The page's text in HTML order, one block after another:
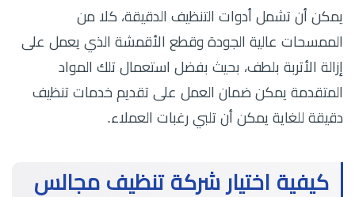
يمكن أن تشمل أدوات التنظيف الدقيقة، كلا من
الممسحات عالية الجودة وقطع الأقمشة الذي يعمل على
إزالة الأتربة بلطف، بحيث بفضل استعمال تلك المواد
المتقدمة يمكن ضمان العمل على تقديم خدمات تنظيف
دقيقة للغاية يمكن أن تلبي رغبات العملاء.
كيفية اختيار شركة تنظيف مجالس